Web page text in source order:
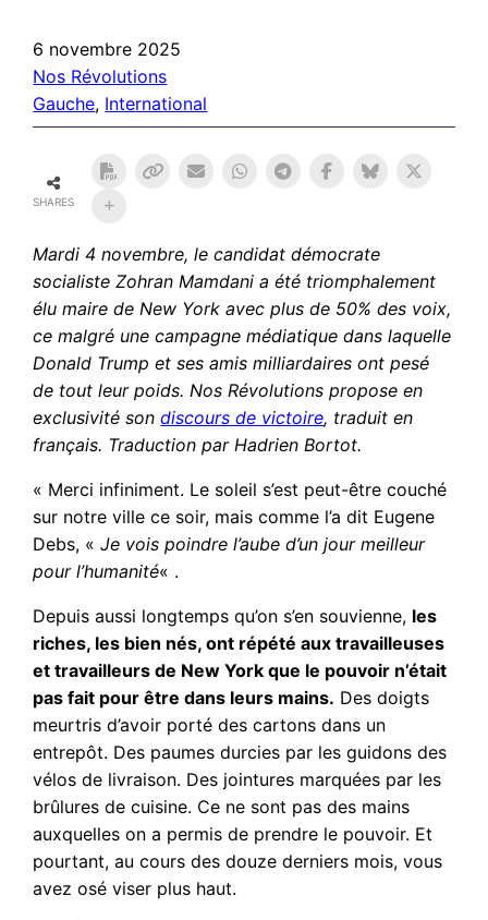
6 novembre 2025
Nos Révolutions
Gauche, International
SHARES
Mardi 4 novembre, le candidat démocrate
socialiste Zohran Mamdani a été triomphalement
élu maire de New York avec plus de 50% des voix,
ce malgré une campagne médiatique dans laquelle
Donald Trump et ses amis milliardairesont pesé
de tout leur poids. Nos Révolutions propose en
exclusivité sondiscours de victoire, traduit en
français. Traduction par Hadrien Bortot.
« Merci infiniment. Le soleil s’est peut-être couché
sur notre ville ce soir, mais comme l’a dit Eugene
Debs, «Je vois poindrel’aube d’un jour meilleur
pour l’humanité« .
Depuis aussi longtemps qu’on s’en souvienne, les
riches, les bien nés, ont répété aux travailleuses
et travailleurs de New York que le pouvoir n’était
pas fait pour être dans leurs mains. Des doigts
meurtris d’avoir porté des cartons dans un
entrepôt. Des paumes durcies par les guidons des
vélos de livraison. Des jointures marquées par les
brûlures de cuisine. Ce ne sont pas des mains
auxquelles on a permis de prendre le pouvoir. Et
pourtant, au cours des douze derniers mois, vous
avez osé viser plus haut.